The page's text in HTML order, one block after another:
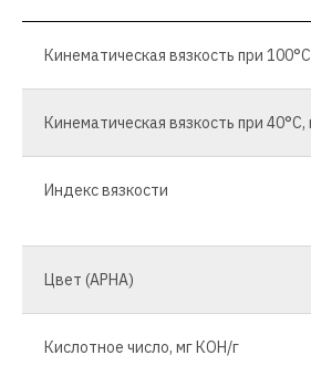
Кинематическая вязкость при
Кинематическая вязкость при
Индекс вязкости
Цвет (APHA)
Кислотное число, мг КОН/г